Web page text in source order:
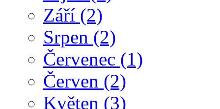
Září (2)
Srpen (2)
Červenec (1)
Červen (2)
Květen (3)